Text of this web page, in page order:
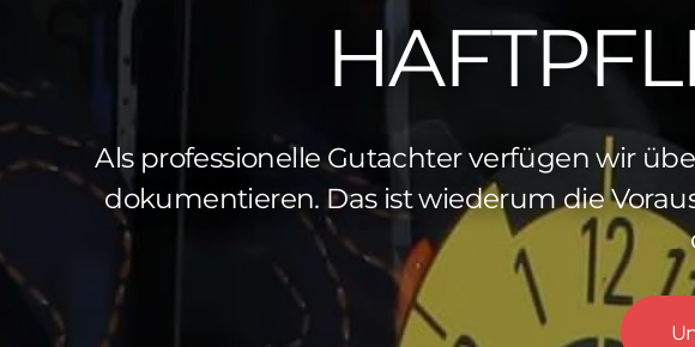
Als professionelle Gutachter verfügen wir
dokumentieren. Das ist wiederum die